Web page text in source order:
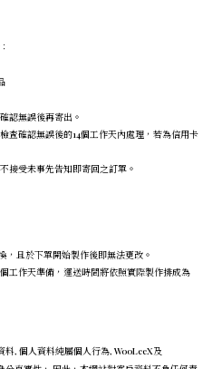
認無誤後再寄出。
查確認無誤後的14個工作天內處理，若為信用卡
接受未事先告知即寄回之訂單。
且於下單開始製作後即無法更改。
工作天準備，運送時間將依照實際製作排成為
料, 個人資料純屬個人行為, WooLeeX及